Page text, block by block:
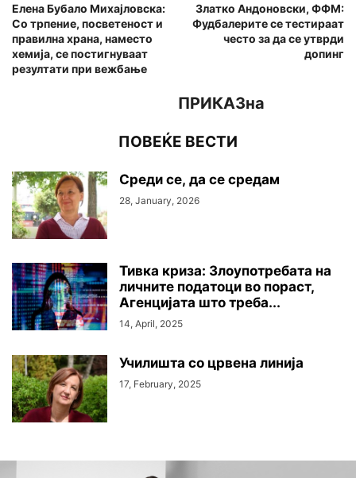
Елена Бубало Михајловска:
Со трпение, посветеност и
правилна храна, наместо
хемија, се постигнуваат
резултати при вежбање
Златко Андоновски, ФФМ:
Фудбалерите се тестираат
често за да се утврди
допинг
ПРИКАЗна
ПОВЕЌЕ ВЕСТИ
Среди се, да се средам
28, January, 2026
Тивка криза: Злоупотребата на
личните податоци во пораст,
Агенцијата што треба...
14, April, 2025
Училишта со црвена линија
17, February, 2025